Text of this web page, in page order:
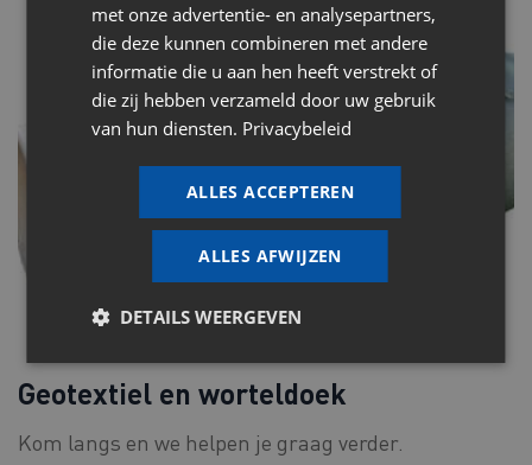
Geotextiel en worteldoek
Kom langs en we helpen je graag verder.
met onze advertentie- en analysepartners,
die deze kunnen combineren met andere
informatie die u aan hen heeft verstrekt of
die zij hebben verzameld door uw gebruik
van hun diensten. Privacybeleid
ALLES ACCEPTEREN
ALLES AFWIJZEN
DETAILS WEERGEVEN